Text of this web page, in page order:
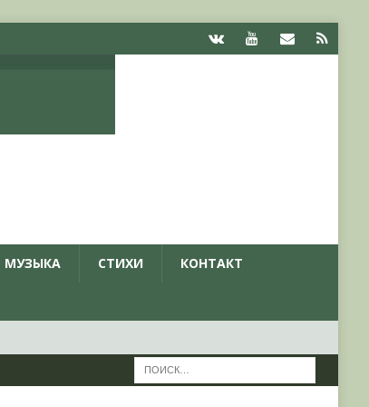
МУЗЫКА СТИХИ КОНТАКТ